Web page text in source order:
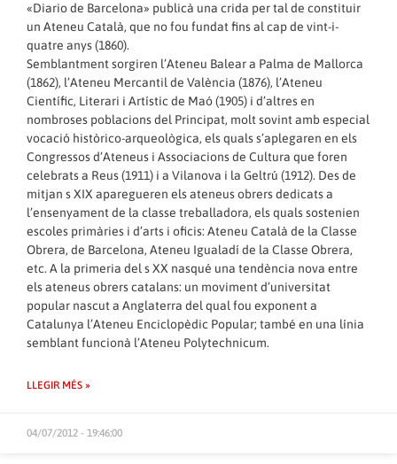
«Diario de Barcelona» publicà una crida per tal de constituir
un Ateneu Català, que no fou fundat fins al cap de vint-i-
quatre anys (1860).
Semblantment sorgiren l’Ateneu Balear a Palma de Mallorca
(1862), l’Ateneu Mercantil de València (1876), l’Ateneu
Científic, Literari i Artístic de Maó (1905) i d’altres en
nombroses poblacions del Principat, molt sovint amb especial
vocació històrico-arqueològica, els quals s’aplegaren en els
Congressos d’Ateneus i Associacions de Cultura que foren
celebrats a Reus (1911) i a Vilanova i la Geltrú (1912). Des de
mitjan s XIX aparegueren els ateneus obrers dedicats a
l’ensenyament de la classe treballadora, els quals sostenien
escoles primàries i d’arts i oficis: Ateneu Català de la Classe
Obrera, de Barcelona, Ateneu Igualadí de la Classe Obrera,
etc. A la primeria del s XX nasqué una tendència nova entre
els ateneus obrers catalans: un moviment d’universitat
popular nascut a Anglaterra del qual fou exponent a
Catalunya l’Ateneu Enciclopèdic Popular; també en una línia
semblant funcionà l’Ateneu Polytechnicum.
LLEGIR MÉS »
04/07/2012 - 19:46:00